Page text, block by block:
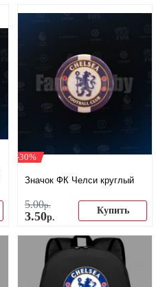
-30%
Значок ФК Челси круглый
5.00р.
3.50р.
Купить